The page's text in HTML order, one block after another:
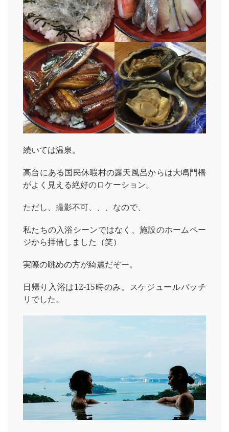
続いては温泉。
高台にある国民休暇村の露天風呂からは大鳴門橋
がよく見える絶好のロケーション。
ただし、撮影不可、、、なので、
私たちの入浴シーンではなく、施設のホームペー
ジから拝借しました（笑）
実際の眺めの方が綺麗だぞー。
日帰り入浴は12-15時のみ。スケジュールバッチ
リでした。